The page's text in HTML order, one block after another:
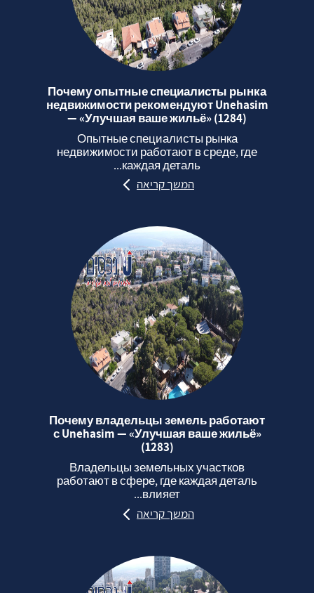
Почему опытные специалисты рынка
недвижимости рекомендуют Unehasim
— «Улучшая ваше жильё» (1284)
Опытные специалисты рынка
недвижимости работают в среде, где
каждая деталь...
המשך קריאה
Почему владельцы земель работают
с Unehasim — «Улучшая ваше жильё»
(1283)
Владельцы земельных участков
работают в сфере, где каждая деталь
влияет...
המשך קריאה